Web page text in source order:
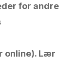
for andre
online). Lær